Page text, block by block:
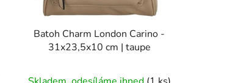
Batoh Charm London Carino -
31x23,5x10 cm | taupe